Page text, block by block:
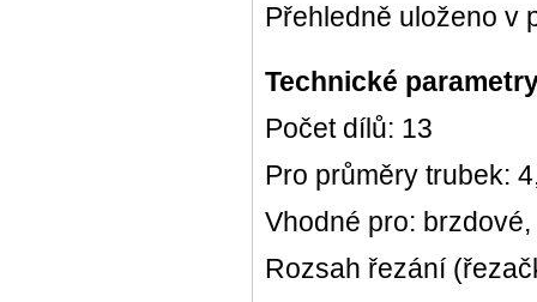
Přehledně uloženo v
Technické
Počet dílů: 13
Pro průměry trubek:
Vhodné pro:
Rozsah řezání